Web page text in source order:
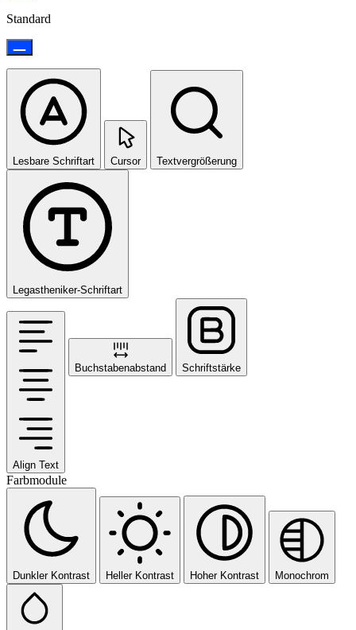
Standard
Lesbare Schriftart Cursor Textvergrößerung
Legastheniker-Schriftart
Align Text
Buchstabenabstand Schriftstärke
Farbmodule
Dunkler Kontrast Heller Kontrast Hoher Kontrast Monochrom